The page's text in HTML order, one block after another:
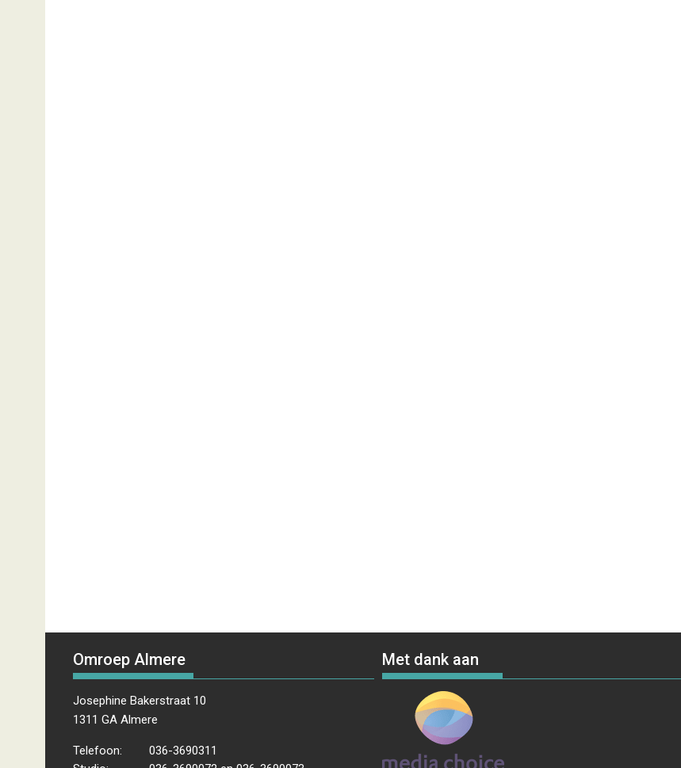
Omroep Almere
Josephine Bakerstraat 10
1311 GA Almere
Telefoon:
036-3690311
Met dank aan